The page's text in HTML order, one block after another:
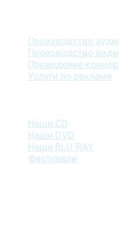
Производство
Производство
Проведение
Услуги по рекламе
Наши CD
Наши DVD
Наши BLU-RAY
Фестивали